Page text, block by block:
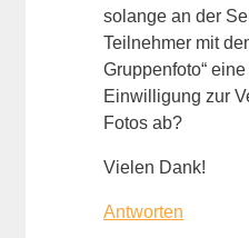
solange an der
Teilnehmer mit
Gruppenfoto“
Einwilligung zur
Fotos ab?
Vielen Dank!
Antworten